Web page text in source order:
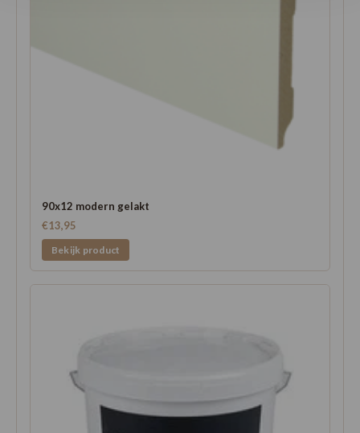
90x12 modern gelakt
€13,95
Bekijk product